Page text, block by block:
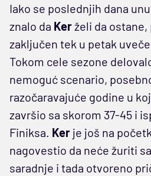
Iako se poslednjih dana
znalo da Kerželi da
zaključen tek u petak
Tokom cele sezone
nemoguć scenario,
razočaravajuće godine u
završio sa skorom 37-45 i
Finiksa. Ker je još na
nagovestio da neće žuriti
saradnje i tada otvoreno